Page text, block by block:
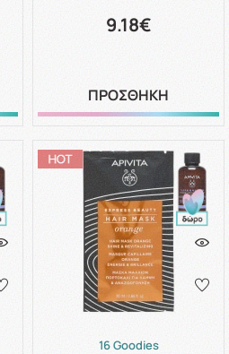
9.18€
ΠΡΟΣΘΗΚΗ
16 Goodies